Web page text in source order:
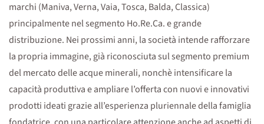
marchi (Maniva, Verna, Vaia, Tosca, Balda, Classica)
principalmente nel segmento Ho.Re.Ca. e grande
distribuzione. Nei prossimi anni, la società intende rafforzare
la propria immagine, già riconosciuta sul segmento premium
del mercato delle acque minerali, nonchè intensificare la
capacità produttiva e ampliare l’offerta con nuovi e innovativi
prodotti ideati grazie all’esperienza pluriennale della famiglia